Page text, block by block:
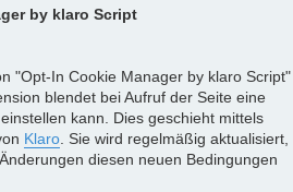
by klaro Script
"Opt-In Cookie Manager by klaro Script"
blendet bei Aufruf der Seite eine
kann. Dies geschieht mittels
Klaro . Sie wird regelmäßig aktualisiert,
diesen neuen Bedingungen